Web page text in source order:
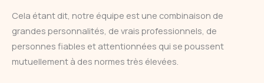
Cela étant dit, notre équipe est une combinaison de
grandes personnalités, de vrais professionnels, de
personnes fiables et attentionnées qui se poussent
mutuellement à des normes très élevées.